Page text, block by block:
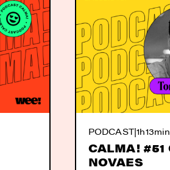
PODCAST|1h13min
CALMA! #51
NOVAES